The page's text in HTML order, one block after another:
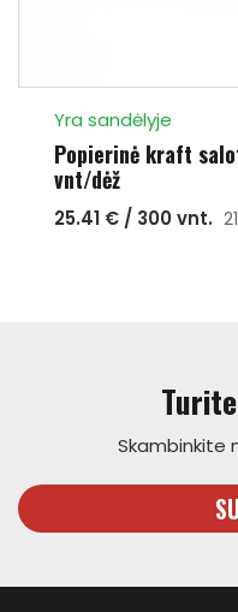
Yra sandėlyje
Popierinė kraft
vnt/dėž
25.41 € / 300 vnt.
Skambinkite